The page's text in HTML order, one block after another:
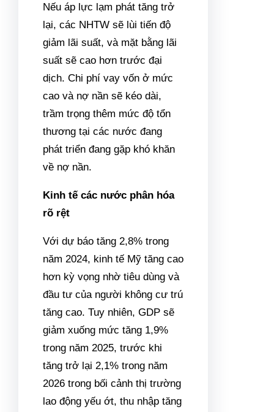
Nếu áp lực lạm phát tăng trở
lại, các NHTW sẽ lùi tiến độ
giảm lãi suất, và mặt bằng lãi
suất sẽ cao hơn trước đại
dịch. Chi phí vay vốn ở mức
cao và nợ nần sẽ kéo dài,
trầm trọng thêm mức độ tổn
thương tại các nước đang
phát triển đang gặp khó khăn
về nợ nần.
Kinh tế các nước phân hóa
rõ rệt
Với dự báo tăng 2,8% trong
năm 2024, kinh tế Mỹ tăng cao
hơn kỳ vọng nhờ tiêu dùng và
đầu tư của người không cư trú
tăng cao. Tuy nhiên, GDP sẽ
giảm xuống mức tăng 1,9%
trong năm 2025, trước khi
tăng trở lại 2,1% trong năm
2026 trong bối cảnh thị trường
lao động yếu ớt, thu nhập tăng